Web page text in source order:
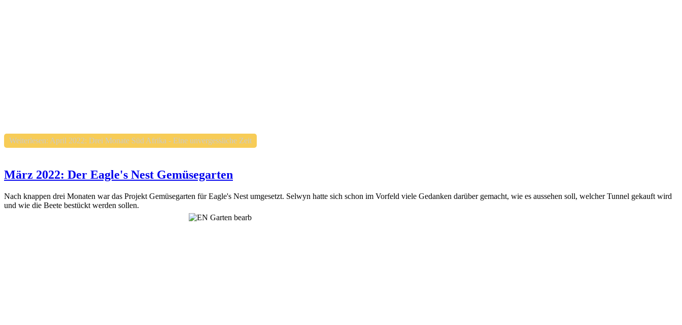
Weiterlesen: April 2022: Drei Monate Süd Afrika - Eine unvergessliche Zeit
März 2022: Der Eagle's Nest Gemüsegarten
Nach knappen drei Monaten war das Projekt Gemüsegarten für Eagle's Nest umgesetzt. Selwyn hatte sich schon im Vorfeld viele Gedanken darüber gemacht, wie es aussehen soll, welcher Tunnel gekauft wird
und wie die Beete bestückt werden sollen.